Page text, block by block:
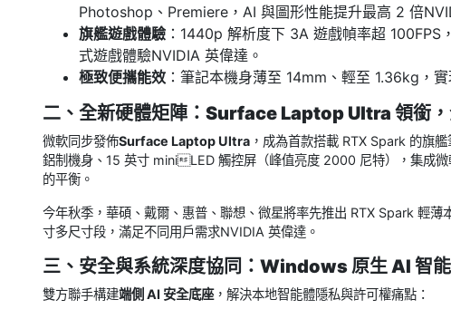
Photoshop、Premiere，AI 與圖形性能提升最高 2 倍
旗艦遊戲體驗 ：1440p 解析度下 3A 遊戲幀率超
式遊戲體驗NVIDIA 英偉達。
極致便攜能效 ：筆記本機身薄至 14mm、輕至 1.36kg，
二、全新硬體矩陣：Surface Laptop Ultra 領銜
微軟同步發佈Surface Laptop Ultra ，成為首款搭載 RTX Spark 的旗
鋁制機身、15 英寸 miniLED 觸控屏（峰值亮度 2000 尼特），集成
的平衡。
今年秋季，華碩、戴爾、惠普、聯想、微星將率先推出 RTX Spark 輕
寸多尺寸段，滿足不同用戶需求NVIDIA 英偉達。
三、安全與系統深度協同：Windows 原生 AI 智
雙方聯手構建端側 AI 安全底座，解決本地智能體隱私與許可權痛點：